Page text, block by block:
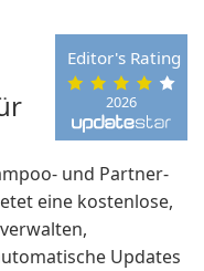
2026
Editor's Rating
und Partner-
eine kostenlose,
Updates